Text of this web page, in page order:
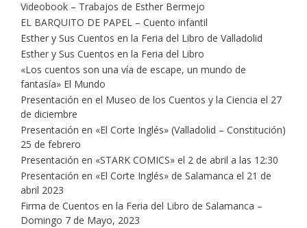
Videobook – Trabajos de Esther Bermejo
EL BARQUITO DE PAPEL – Cuento infantil
Esther y Sus Cuentos en la Feria del Libro de Valladolid
Esther y Sus Cuentos en la Feria del Libro
«Los cuentos son una vía de escape, un mundo de
fantasía» El Mundo
Presentación en el Museo de los Cuentos y la Ciencia el 27
de diciembre
Presentación en «El Corte Inglés» (Valladolid – Constitución)
25 de febrero
Presentación en «STARK COMICS» el 2 de abril a las 12:30
Presentación en «El Corte Inglés» de Salamanca el 21 de
abril 2023
Firma de Cuentos en la Feria del Libro de Salamanca –
Domingo 7 de Mayo, 2023